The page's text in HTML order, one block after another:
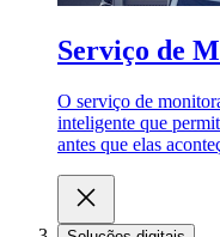
Serviço de
O serviço de
inteligente que
antes que elas